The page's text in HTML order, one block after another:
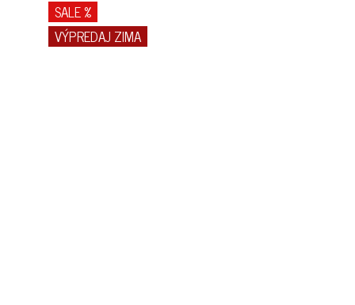
SALE %
VÝPREDAJ ZIMA